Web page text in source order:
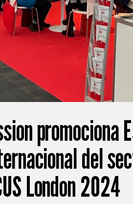
promociona
del
London 2024